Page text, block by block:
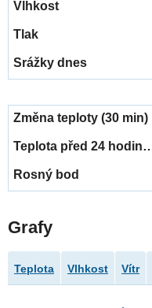
Grafy
Teplota Vlhkost Vítr